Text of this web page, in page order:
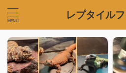
レプタイル